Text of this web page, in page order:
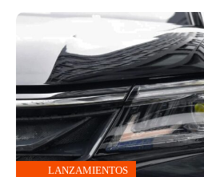
LANZAMIENTOS